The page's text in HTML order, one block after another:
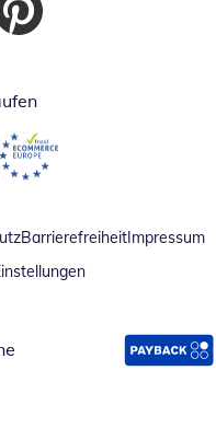
Fenster
neuem Fenster
Öffnet in neuem Fenster
Fenster
Öffnet in neuem Fenster
BarrierefreiheitImpressum